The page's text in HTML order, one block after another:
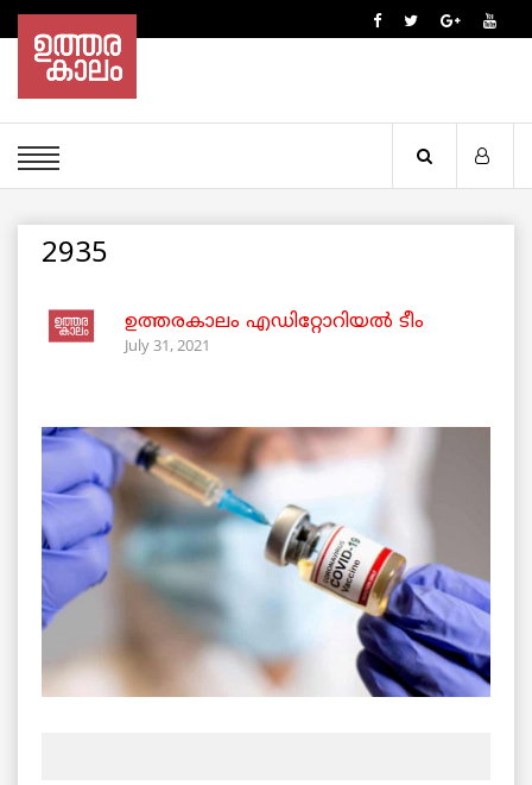
2935
ഉത്തരകാലം എഡിറ്റോറിയല്‍ ടീം
July 31, 2021